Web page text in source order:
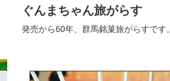
ぐんまちゃん旅がらす
発売から60年、群馬銘菓旅がらすです。